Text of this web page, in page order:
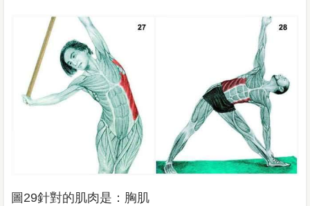
圖29針對的肌肉是：胸肌